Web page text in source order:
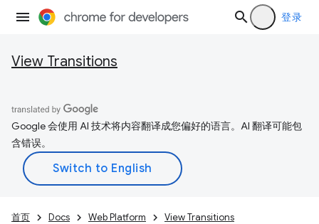
登录
View Transitions
Google 会使用 AI 技术将内容翻译成您偏好的语言。AI 翻译可能包
含错误。
首页 Docs Web Platform View Transitions